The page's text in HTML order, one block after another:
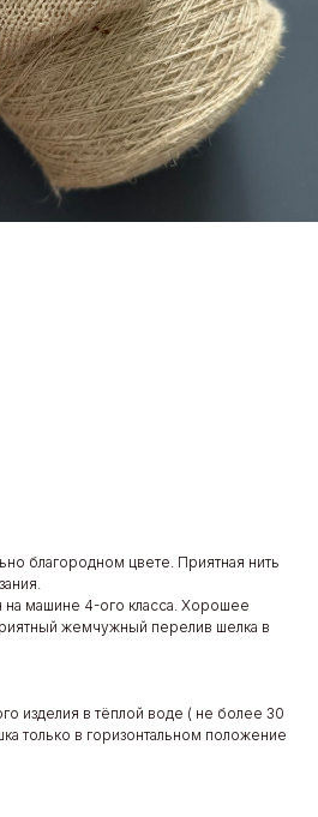
благородном цвете. Приятная нить
на машине 4-ого класса. Хорошее
жемчужный перелив шелка в
изделия в тёплой воде ( не более 30
только в горизонтальном положение